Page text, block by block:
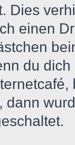
Dies
einen
du
dann